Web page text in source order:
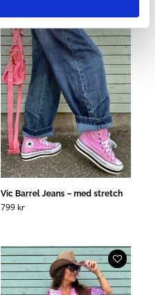
Vic Barrel Jeans – med stretch
799 kr